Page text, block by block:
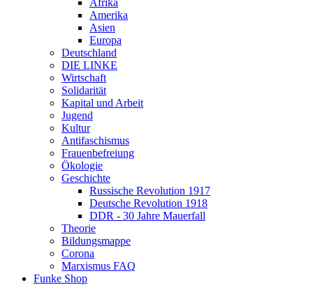
Afrika
Amerika
Asien
Europa
Deutschland
DIE LINKE
Wirtschaft
Solidarität
Kapital und Arbeit
Jugend
Kultur
Antifaschismus
Frauenbefreiung
Ökologie
Geschichte
Russische Revolution 1917
Deutsche Revolution 1918
DDR - 30 Jahre Mauerfall
Theorie
Bildungsmappe
Corona
Marxismus FAQ
Funke Shop